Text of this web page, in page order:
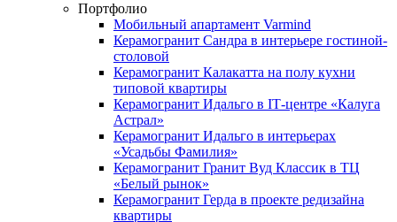
Портфолио
Мобильный апартамент Varmind
Керамогранит Сандра в интерьере гостиной-
столовой
Керамогранит Калакатта на полу кухни
типовой квартиры
Керамогранит Идальго в IТ-центре «Калуга
Астрал»
Керамогранит Идальго в интерьерах
«Усадьбы Фамилия»
Керамогранит Гранит Вуд Классик в ТЦ
«Белый рынок»
Керамогранит Герда в проекте редизайна
квартиры